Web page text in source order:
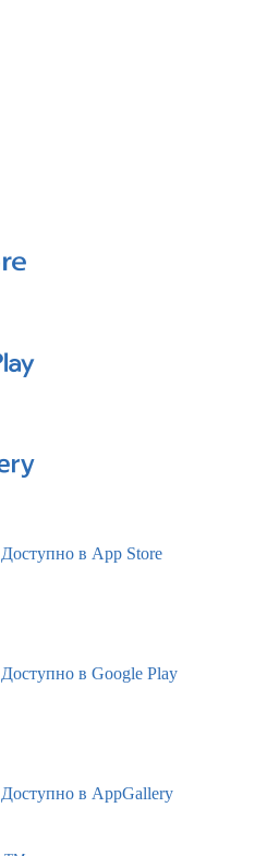
Доступно в App Store
Доступно в Google Play
Доступно в AppGallery